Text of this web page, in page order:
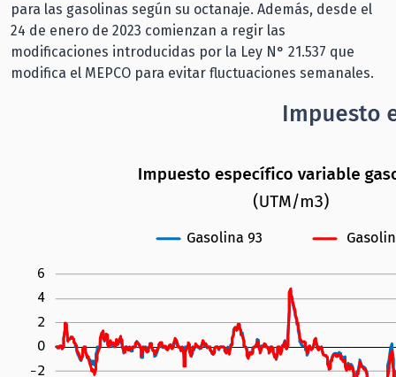
para las gasolinas según su octanaje. Además, desde el
24 de enero de 2023 comienzan a regir las
modificaciones introducidas por la Ley N° 21.537 que
modifica el MEPCO para evitar fluctuaciones semanales.